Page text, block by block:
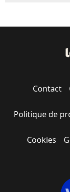
Contact
Politique de
Cookies